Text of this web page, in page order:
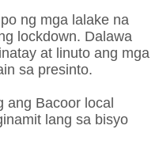
ng mga lalake na
lockdown. Dalawa
at linuto ang mga
sa presinto.
ang Bacoor local
lang sa bisyo